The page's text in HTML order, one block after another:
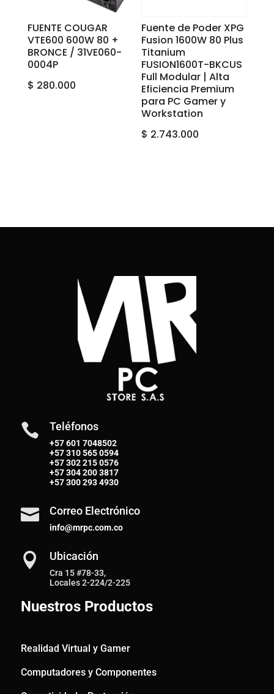
FUENTE COUGAR
VTE600 600W 80 +
BRONCE / 31VE060-
0004P
$ 280.000
Fuente de Poder XPG
Fusion 1600W 80 Plus
Titanium
FUSION1600T-BKCUS
Full Modular | Alta
Eficiencia Premium
para PC Gamer y
Workstation
$ 2.743.000
 Teléfonos
+57 601 7048502
+57310 565 0594
+57302 215 0576
+57304 200 3817
+57300 293 4930
 Correo Electrónico
info@mrpc.com.co
 Ubicación
Cra 15 #78-33,
Locales 2-224/2-225
Nuestros Productos
Realidad Virtual y Gamer
Computadores y Componentes